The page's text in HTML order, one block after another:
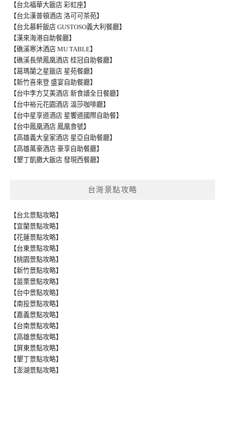
【台北福華大飯店 彩虹座】
【台北漢普頓酒店 洛可可茶苑】
【台北慕軒飯店 GUSTOSO義大利餐廳】
【漢來海港自助餐廳】
【礁溪寒沐酒店 MU TABLE】
【礁溪長榮鳳凰酒店 桂冠自助餐廳】
【葛瑪蘭之星飯店 星苑餐廳】
【新竹喜來登 盛宴自助餐廳】
【台中李方艾美酒店 新食譜全日餐廳】
【台中裕元花園酒店 溫莎咖啡廳】
【台中星享道酒店 星饗道國際自助餐】
【台中鳳凰酒店 鳳凰食號】
【高雄義大皇家酒店 星亞自助餐廳】
【高雄萬豪酒店 豪享自助餐廳】
【墾丁凱撒大飯店 發現西餐廳】
台灣景點攻略
【台北景點攻略】
【宜蘭景點攻略】
【花蓮景點攻略】
【台東景點攻略】
【桃園景點攻略】
【新竹景點攻略】
【苗栗景點攻略】
【台中景點攻略】
【南投景點攻略】
【嘉義景點攻略】
【台南景點攻略】
【高雄景點攻略】
【屏東景點攻略】
【墾丁景點攻略】
【澎湖景點攻略】